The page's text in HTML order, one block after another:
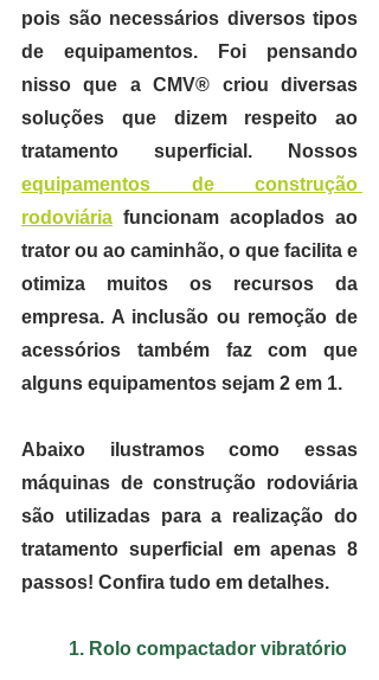
pois são necessários diversos tipos
de equipamentos. Foi pensando
nisso que a CMV® criou diversas
soluções que dizem respeito ao
equipamentos de construção
rodoviária funcionam acoplados ao
trator ou ao caminhão, o que facilita e
otimiza muitos os recursos da
empresa. A inclusão ou remoção de
acessórios também faz com que
alguns equipamentos sejam 2 em 1.
Abaixo ilustramos como essas
máquinas de construção rodoviária
são utilizadas para a realização do
tratamento superficial em apenas 8
passos! Confira tudo em detalhes.
1. Rolo compactador vibratório